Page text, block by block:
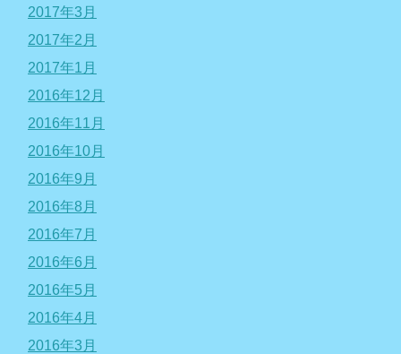
2017年3月
2017年2月
2017年1月
2016年12月
2016年11月
2016年10月
2016年9月
2016年8月
2016年7月
2016年6月
2016年5月
2016年4月
2016年3月